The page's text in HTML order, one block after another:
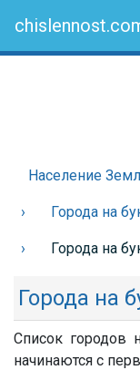
Население
Города на
Города на
Города на
Список городов
начинаются с